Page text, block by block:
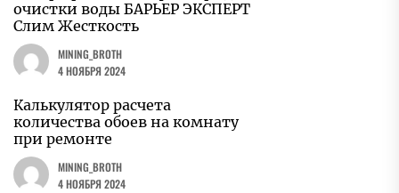
очистки воды БАРЬЕР ЭКСПЕРТ
Слим Жесткость
MINING_BROTH
4 НОЯБРЯ 2024
Калькулятор расчета
количества обоев на комнату
при ремонте
MINING_BROTH
4 НОЯБРЯ 2024